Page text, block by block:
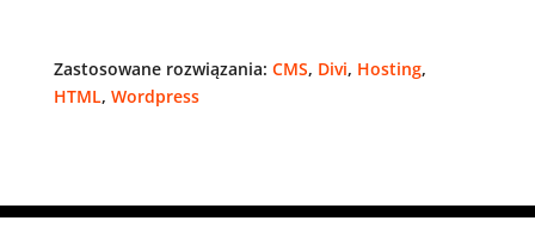
Zastosowane rozwiązania: CMS, Divi, Hosting,
HTML, Wordpress